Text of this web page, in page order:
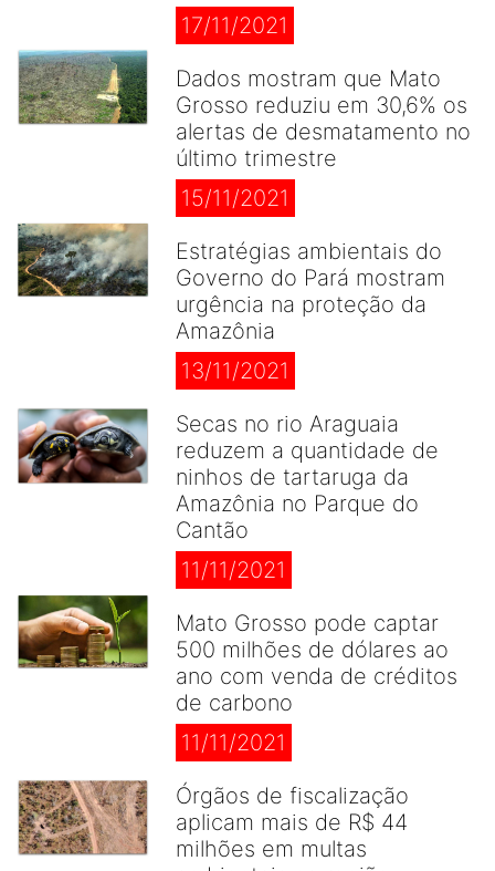
17/11/2021
Dados mostram que Mato
Grosso reduziu em 30,6% os
alertas de desmatamento no
último trimestre
15/11/2021
Estratégias ambientais do
Governo do Pará mostram
urgência na proteção da
Amazônia
13/11/2021
Secas no rio Araguaia
reduzem a quantidade de
ninhos de tartaruga da
Amazônia no Parque do
Cantão
11/11/2021
Mato Grosso pode captar
500 milhões de dólares ao
ano com venda de créditos
de carbono
11/11/2021
Órgãos de fiscalização
aplicam mais de R$ 44
milhões em multas